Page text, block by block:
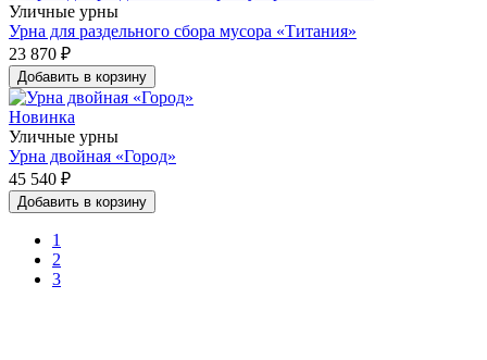
Уличные урны
Урна для раздельного сбора мусора «Титания»
23 870 ₽
Добавить в корзину
Новинка
Уличные урны
Урна двойная «Город»
45 540 ₽
Добавить в корзину
1
2
3